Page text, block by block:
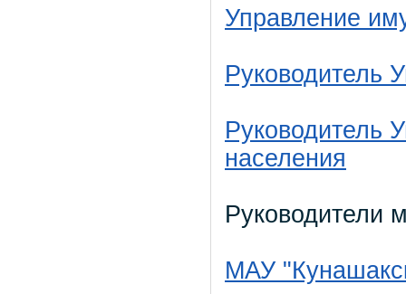
Управление
Руководитель
Руководитель
населения
Руководители
МАУ